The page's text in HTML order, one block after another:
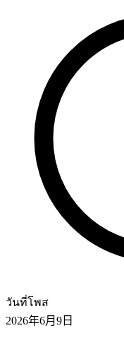
วันที่โพส
2026年6月9日